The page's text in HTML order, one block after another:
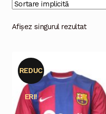
Magazinul
Afișez singurul rezultat
REDUC
ERI!